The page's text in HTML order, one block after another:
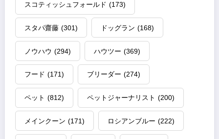
スコティッシュフォールド (173)
スタパ齋藤 (301) ドッグラン (168)
ノウハウ (294) ハウツー (369)
フード (171) ブリーダー (274)
ペット (812) ペットジャーナリスト (200)
メインクーン (171) ロシアンブルー (222)